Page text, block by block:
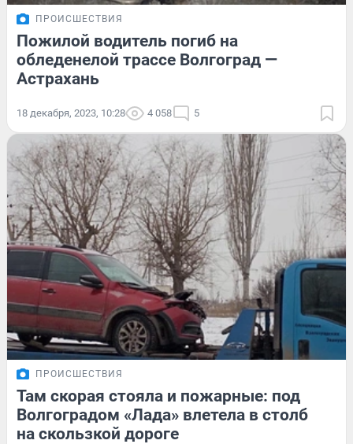
ПРОИСШЕСТВИЯ
Пожилой водитель погиб на
обледенелой трассе Волгоград —
Астрахань
18 декабря, 2023, 10:28 4 058 5
ПРОИСШЕСТВИЯ
Там скорая стояла и пожарные: под
Волгоградом «Лада» влетела в столб
на скользкой дороге